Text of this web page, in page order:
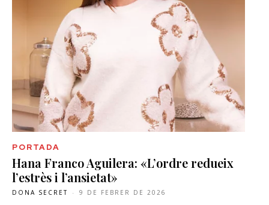
PORTADA
Hana Franco Aguilera: «L’ordre redueix
l’estrès i l’ansietat»
DONA SECRET - 9 DE FEBRER DE 2026